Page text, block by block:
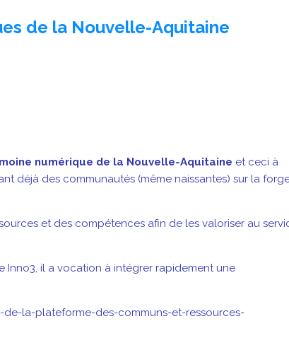
de la Nouvelle-Aquitaine
numérique de la Nouvelle-Aquitaine et ceci à
déjà des communautés (même naissantes) sur la
et des compétences afin de les valoriser au
Inno3, il a vocation à intégrer rapidement une
de-la-plateforme-des-communs-et-ressources-